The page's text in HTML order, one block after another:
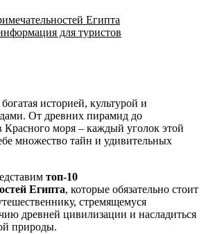
Египта
для туристов
историей, культурой и
От древних пирамид до
моря – каждый уголок этой
множество тайн и удивительных
топ-10
Египта, которые обязательно стоит
стремящемуся
древней цивилизации и насладиться
природы.